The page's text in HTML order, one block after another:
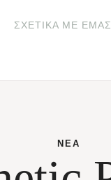
ΣΧΕΤΙΚΆ ΜΕ ΕΜΆΣ
ΝΈΑ